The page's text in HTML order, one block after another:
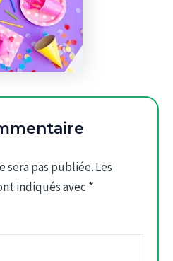
sera pas publiée. Les
indiqués avec *